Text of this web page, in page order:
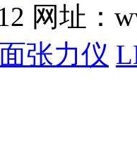
网址：
张力仪